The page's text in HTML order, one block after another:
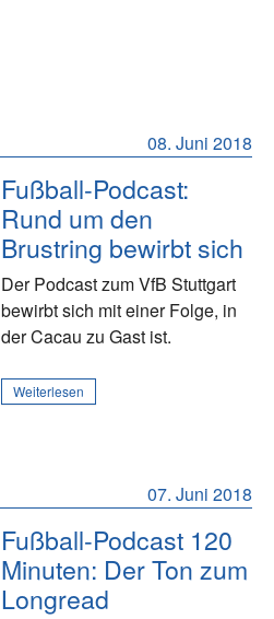
08. Juni 2018
Fußball-Podcast:
Rund um den
Brustring bewirbt sich
Der Podcast zum VfB Stuttgart
bewirbt sich mit einer Folge, in
der Cacau zu Gast ist.
Weiterlesen
07. Juni 2018
Fußball-Podcast 120
Minuten: Der Ton zum
Longread